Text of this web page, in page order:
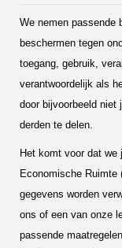
We nemen passende
beschermen tegen
toegang, gebruik,
verantwoordelijk als
door bijvoorbeeld niet
derden te delen.
Het komt voor dat we
Economische Ruimte
gegevens worden
ons of een van onze
passende